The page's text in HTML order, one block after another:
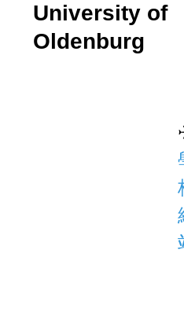
University of
Oldenburg